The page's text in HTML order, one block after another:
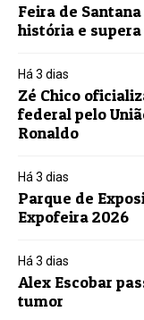
Feira de
história e
Há 3 dias
Zé Chico
federal pelo
Ronaldo
Há 3 dias
Parque de
Expofeira 2026
Há 3 dias
Alex Escobar
tumor